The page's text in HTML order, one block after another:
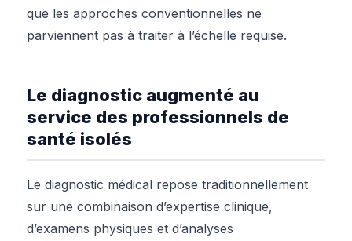
que les approches conventionnelles ne
parviennent pas à traiter à l’échelle requise.
Le diagnostic augmenté au
service des professionnels de
santé isolés
Le diagnostic médical repose traditionnellement
sur une combinaison d’expertise clinique,
d’examens physiques et d’analyses